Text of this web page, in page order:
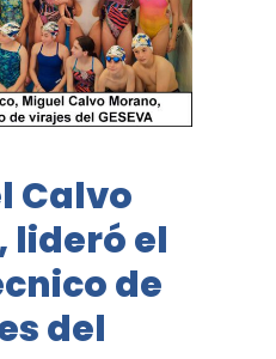
Calvo
lideró el
de
del